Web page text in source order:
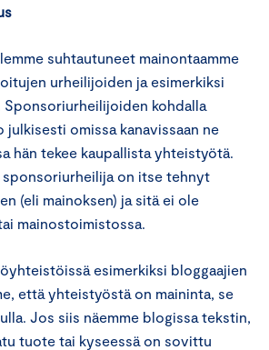
suhtautuneet mainontaamme
urheilijoiden ja esimerkiksi
Sponsoriurheilijoiden kohdalla
omissa kanavissaan ne
hän tekee kaupallista yhteistyötä.
sponsoriurheilija on itse tehnyt
(eli mainoksen) ja sitä ei ole
mainostoimistossa.
esimerkiksi bloggaajien
että yhteistyöstä on maininta, se
Jos siis näemme blogissa tekstin,
tuote tai kyseessä on sovittu